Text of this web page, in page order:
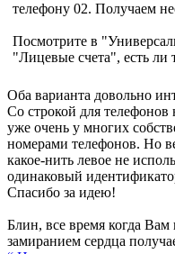
телефону 02. Получаем
Посмотрите в
"Лицевые счета", есть ли
Оба варианта довольно
Со строкой для телефонов
уже очень у многих
номерами телефонов. Но
какое-нить левое не
одинаковый
Спасибо за идею!
Блин, все время когда
замиранием сердца